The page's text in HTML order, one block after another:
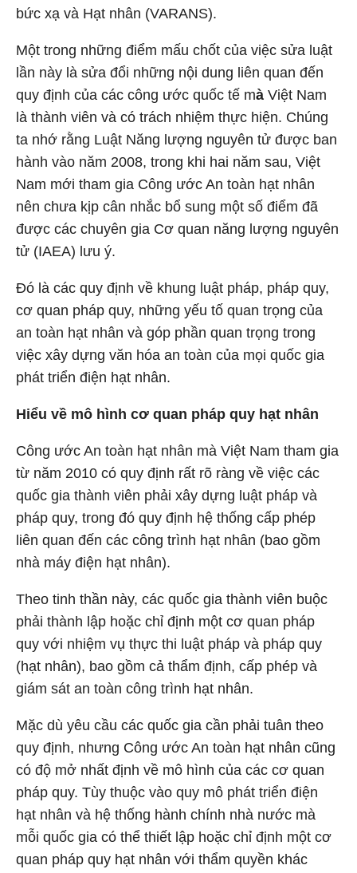
bức xạ và Hạt nhân (VARANS).
Một trong những điểm mấu chốt của việc sửa luật
lần này là sửa đổi những nội dung liên quan đến
quy định của các công ước quốc tế mà Việt Nam
là thành viên và có trách nhiệm thực hiện. Chúng
ta nhớ rằng Luật Năng lượng nguyên tử được ban
hành vào năm 2008, trong khi hai năm sau, Việt
Nam mới tham gia Công ước An toàn hạt nhân
nên chưa kịp cân nhắc bổ sung một số điểm đã
được các chuyên gia Cơ quan năng lượng nguyên
tử (IAEA) lưu ý.
Đó là các quy định về khung luật pháp, pháp quy,
cơ quan pháp quy, những yếu tố quan trọng của
an toàn hạt nhân và góp phần quan trọng trong
việc xây dựng văn hóa an toàn của mọi quốc gia
phát triển điện hạt nhân.
Hiểu về mô hình cơ quan pháp quy hạt nhân
Công ước An toàn hạt nhân mà Việt Nam tham gia
từ năm 2010 có quy định rất rõ ràng về việc các
quốc gia thành viên phải xây dựng luật pháp và
pháp quy, trong đó quy định hệ thống cấp phép
liên quan đến các công trình hạt nhân (bao gồm
nhà máy điện hạt nhân).
Theo tinh thần này, các quốc gia thành viên buộc
phải thành lập hoặc chỉ định một cơ quan pháp
quy với nhiệm vụ thực thi luật pháp và pháp quy
(hạt nhân), bao gồm cả thẩm định, cấp phép và
giám sát an toàn công trình hạt nhân.
Mặc dù yêu cầu các quốc gia cần phải tuân theo
quy định, nhưng Công ước An toàn hạt nhân cũng
có độ mở nhất định về mô hình của các cơ quan
pháp quy. Tùy thuộc vào quy mô phát triển điện
hạt nhân và hệ thống hành chính nhà nước mà
mỗi quốc gia có thể thiết lập hoặc chỉ định một cơ
quan pháp quy hạt nhân với thẩm quyền khác